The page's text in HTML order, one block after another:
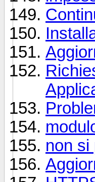
non si